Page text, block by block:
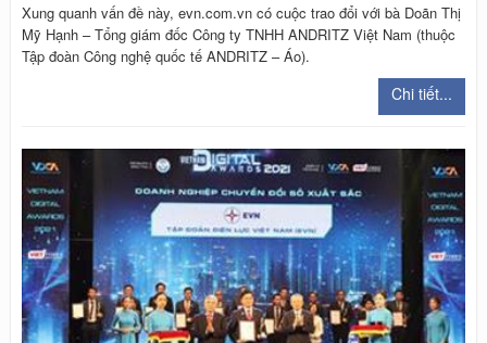
Xung quanh vấn đề này, evn.com.vn có cuộc trao đổi với bà Doãn Thị
Mỹ Hạnh – Tổng giám đốc Công ty TNHH ANDRITZ Việt Nam (thuộc
Tập đoàn Công nghệ quốc tế ANDRITZ – Áo).
Chi tiết...